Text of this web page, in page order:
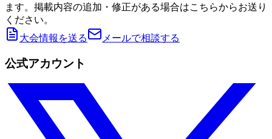
ます。掲載内容の追加・修正がある場合はこちらからお送り
ください。
大会情報を送る
メールで相談する
公式アカウント